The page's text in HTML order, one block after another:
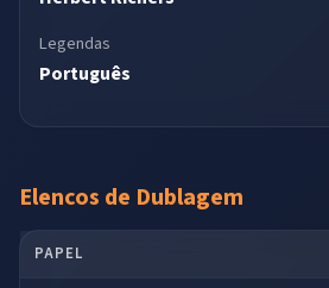
Legendas
Português
Elencos de Dublagem
PAPEL